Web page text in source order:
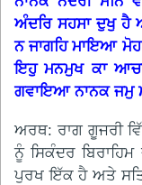
ਅੰਦਰਿ ਸਹਸਾ ਦੁਖੁ ਹੈ
ਨ ਜਾਗਹਿ ਮਾਇਆ ਮੋਹ
ਇਹੁ ਮਨਮੁਖ ਕਾ
ਗਵਾਇਆ ਨਾਨਕ ਜਮੁ
ਅਰਥ: ਰਾਗ ਗੂਜਰੀ
ਨੂੰ ਸਿਕੰਦਰ ਬਿਰਾਹਿਮ
ਪੁਰਖ ਇੱਕ ਹੈ ਅਤੇ